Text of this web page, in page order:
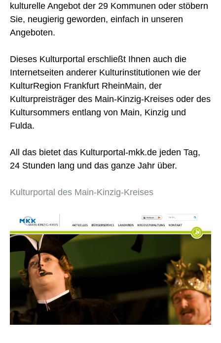
kulturelle Angebot der 29 Kommunen oder stöbern
Sie, neugierig geworden, einfach in unseren
Angeboten.
Dieses Kulturportal erschließt Ihnen auch die
Internetseiten anderer Kulturinstitutionen wie der
KulturRegion Frankfurt RheinMain, der
Kulturpreisträger des Main-Kinzig-Kreises oder des
Kultursommers entlang von Main, Kinzig und
Fulda.
All das bietet das Kulturportal-mkk.de jeden Tag,
24 Stunden lang und das ganze Jahr über.
Kulturportal des Main-Kinzig-Kreises